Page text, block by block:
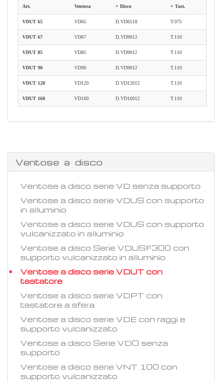
Art. Ventosa + Disco + Tast.
VDUT 65 VD65 D.VD6518 T.075
VDUT 67 VD67 D.VD9012 T.110
VDUT 85 VD85 D.VD9012 T.110
VDUT 90 VD90 D.VD9012 T.110
VDUT 120 VD120 D.VD12012 T.110
VDUT 160 VD160 D.VD16012 T.110
Ventose a disco
Ventose a disco serie VD senza supporto
Ventose a disco serie VDUS con supporto
in alluminio
Ventose a disco serie VDUS con supporto
vulcanizzato in alluminio
Ventose a disco Serie VDUSF300 con
supporto vulcanizzato in alluminio
Ventose a disco serie VDUT con
tastatore
Ventose a disco serie VDPT con
tastatore a sfera
Ventose a disco serie VDE con raggi e
supporto vulcanizzato
Ventose a disco Serie VDO senza
supporto
Ventose a disco serie VNT 100 con
supporto vulcanizzato